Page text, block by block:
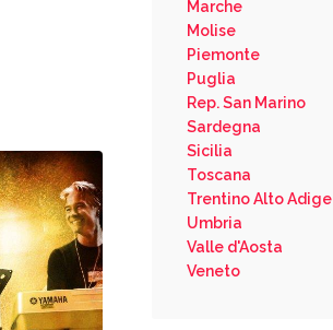
Marche
Molise
Piemonte
Puglia
Rep. San Marino
Sardegna
Sicilia
Toscana
Trentino Alto Adige
Umbria
Valle d'Aosta
Veneto